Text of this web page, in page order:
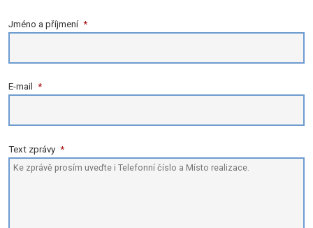
Jméno a příjmení *
E-mail *
Text zprávy *